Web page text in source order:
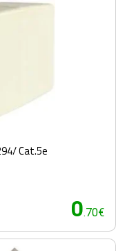
Cat.5e
0.70€